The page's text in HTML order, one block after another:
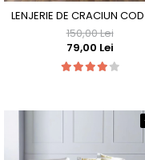
LENJERIE DE CRACIUN
150,00 Lei
79,00 Lei